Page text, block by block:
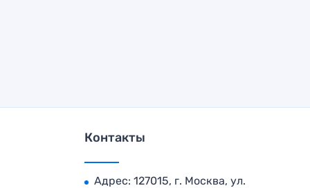
Контакты
Адрес: 127015, г. Москва, ул.